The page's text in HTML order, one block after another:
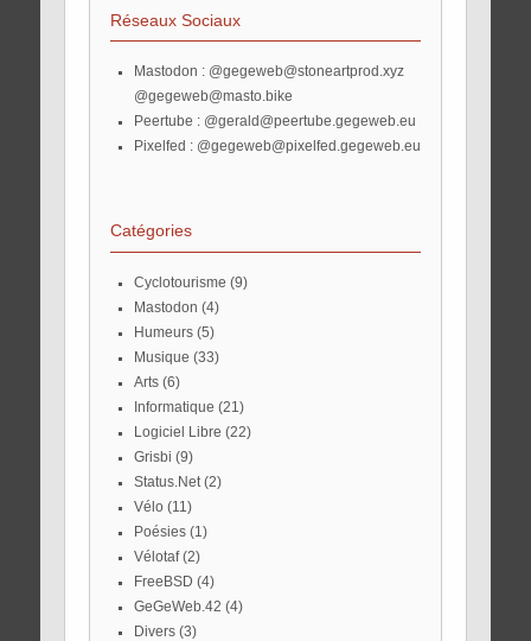
Réseaux Sociaux
Mastodon : @gegeweb@stoneartprod.xyz
@gegeweb@masto.bike
Peertube : @gerald@peertube.gegeweb.eu
Pixelfed : @gegeweb@pixelfed.gegeweb.eu
Catégories
Cyclotourisme (9)
Mastodon (4)
Humeurs(5)
Musique (33)
Arts(6)
Informatique (21)
Logiciel Libre (22)
Grisbi (9)
Status.Net(2)
Vélo(11)
Poésies(1)
Vélotaf(2)
FreeBSD (4)
GeGeWeb.42 (4)
Divers(3)